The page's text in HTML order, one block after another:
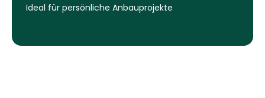
Ideal für persönliche Anbauprojekte